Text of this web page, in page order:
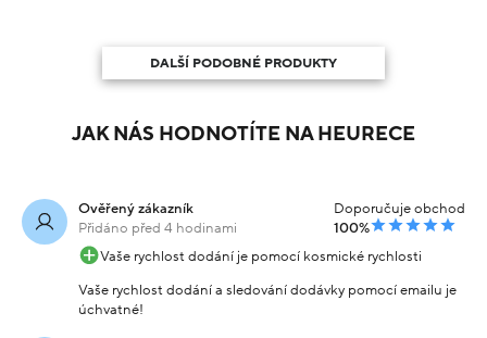
DALŠÍ PODOBNÉ PRODUKTY
JAK NÁS HODNOTÍTE NA HEURECE
Ověřený zákazník
Přidáno před 4 hodinami
Doporučuje obchod
100%
Vaše rychlost dodání je pomocí kosmické rychlosti
Vaše rychlost dodání a sledování dodávky pomocí emailu je
úchvatné!